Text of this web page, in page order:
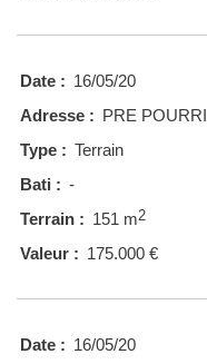
Date : 16/05/20
Adresse : PRE POURRI
Type : Terrain
Bati : -
Terrain : 151 m2
Valeur : 175.000 €
Date : 16/05/20